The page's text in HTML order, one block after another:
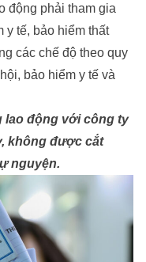
động phải tham gia
y tế, bảo hiểm thất
các chế độ theo quy
bảo hiểm y tế và
lao động với công ty
không được cắt
nguyện.